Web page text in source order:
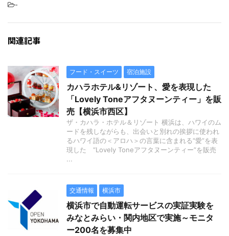
-
関連記事
フード・スイーツ 宿泊施設
カハラホテル&リゾート、愛を表現した
「Lovely Toneアフタヌーンティー」を販
売【横浜市西区】
ザ・カハラ・ホテル＆リゾート 横浜は、ハワイのム
ードを残しながらも、出会いと別れの挨拶に使われ
るハワイ語の＜アロハ＞の言葉に含まれる“愛”を表
現した “Lovely Toneアフタヌーンティー”を販売
...
交通情報 横浜市
横浜市で自動運転サービスの実証実験を
みなとみらい・関内地区で実施～モニタ
ー200名を募集中